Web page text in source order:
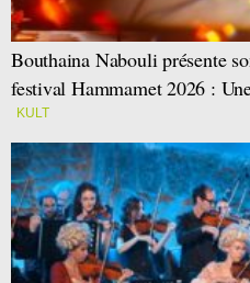
Bouthaina Nabouli présente
festival Hammamet 2026 :
KULT